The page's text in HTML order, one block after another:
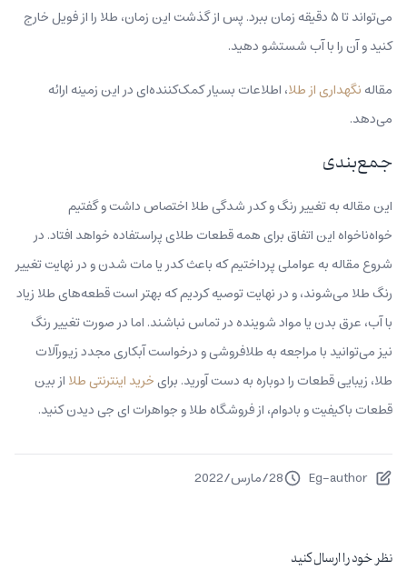
می‌تواند تا ۵ دقیقه زمان ببرد. پس از گذشت این زمان، طلا را از فویل خارج
کنید و آن را با آب شستشو دهید.
مقاله نگهداری از طلا، اطلاعات بسیار کمک‌کننده‌ای در این زمینه ارائه
می‌دهد.
جمع‌بندی
این مقاله به تغییر رنگ و کدر شدگی طلا اختصاص داشت و گفتیم
خواه‌ناخواه این اتفاق برای همه قطعات طلای پراستفاده خواهد افتاد. در
شروع مقاله به عواملی پرداختیم که باعث کدر یا مات شدن و در نهایت تغییر
رنگ طلا می‌‌شوند، و در نهایت توصیه کردیم که بهتر است قطعه‌های طلا زیاد
با آب، عرق بدن یا مواد شوینده در تماس نباشند. اما در صورت تغییر رنگ
نیز می‌توانید با مراجعه به طلافروشی و درخواست آبکاری مجدد زیورآلات
طلا، زیبایی قطعات را دوباره به دست آورید. برایخرید اینترنتی طلا از بین
قطعات باکیفیت و بادوام، از فروشگاه طلا و جواهرات ای جی دیدن کنید.
Eg-author
28
/مارس/
2022
نظر خود را ارسال کنید